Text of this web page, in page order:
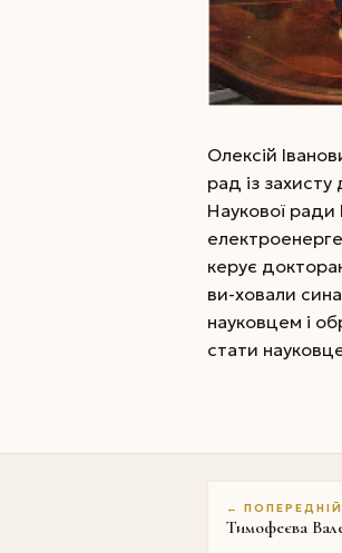
Олексій
рад із захисту
Наукової ради
керує
ви-ховали
науковцем і
стати
← ПОПЕРЕДНІЙ
Тимофеєва